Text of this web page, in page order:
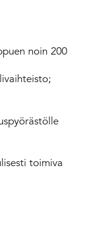
noin 200
toimiva